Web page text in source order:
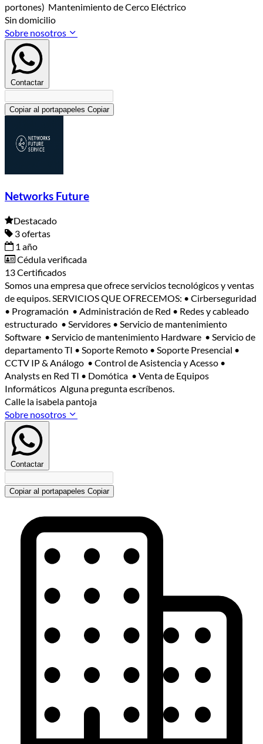
portones) Mantenimiento de Cerco Eléctrico
Sin domicilio
Sobre nosotros
Contactar
Copiar al portapapeles Copiar
Networks Future
Destacado
3 ofertas
1 año
Cédula verificada
13 Certificados
Somos una empresa que ofrece servicios tecnológicos y ventas
de equipos. SERVICIOS QUE OFRECEMOS: • Cirberseguridad
• Programación • Administración de Red • Redes y cableado
estructurado • Servidores • Servicio de mantenimiento
Software • Servicio de mantenimiento Hardware • Servicio de
departamento TI • Soporte Remoto • Soporte Presencial •
CCTV IP & Análogo • Control de Asistencia y Acesso •
Analysts en Red TI • Domótica • Venta de Equipos
Informáticos Alguna pregunta escríbenos.
Calle la isabela pantoja
Sobre nosotros
Contactar
Copiar al portapapeles Copiar